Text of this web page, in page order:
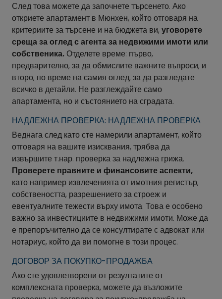
След това можете да започнете търсенето. Ако
откриете апартамент в Мюнхен, който отговаря на
критериите за търсене и на бюджета ви, уговорете
среща за оглед с агента за недвижими имоти или
собственика. Отделете време: първо,
предварително, за да обмислите важните въпроси, и
второ, по време на самия оглед, за да разгледате
всичко в детайли. Не разглеждайте само
апартамента, но и състоянието на сградата.
НАДЛЕЖНА ПРОВЕРКА: НАДЛЕЖНА ПРОВЕРКА
Веднага след като сте намерили апартамент, който
отговаря на вашите изисквания, трябва да
извършите т.нар. проверка за надлежна грижа.
Проверете правните и финансовите аспекти,
като например извлеченията от имотния регистър,
собствеността, разрешението за строеж и
евентуалните тежести върху имота. Това е особено
важно за инвестициите в недвижими имоти. Може да
е препоръчително да се консултирате с адвокат или
нотариус, който да ви помогне в този процес.
ДОГОВОР ЗА ПОКУПКО-ПРОДАЖБА
Ако сте удовлетворени от резултатите от
комплексната проверка, можете да възложите